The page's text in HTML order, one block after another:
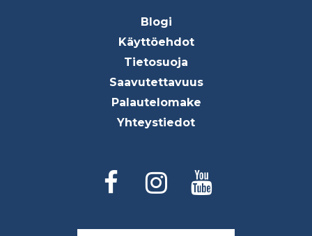
Blogi
Käyttöehdot
Tietosuoja
Saavutettavuus
Palautelomake
Yhteystiedot